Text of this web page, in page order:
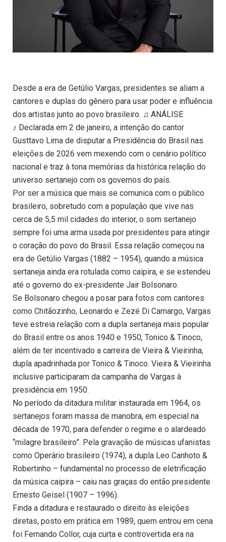
Desde a era de Getúlio Vargas, presidentes se aliam a
cantores e duplas do gênero para usar poder e influência
dos artistas junto ao povo brasileiro. ♫ ANÁLISE
♪ Declarada em 2 de janeiro, a intenção do cantor
Gusttavo Lima de disputar a Presidência do Brasil nas
eleições de 2026 vem mexendo com o cenário político
nacional e traz à tona memórias da histórica relação do
universo sertanejo com os governos do país.
Por ser a música que mais se comunica com o público
brasileiro, sobretudo com a população que vive nas
cerca de 5,5 mil cidades do interior, o som sertanejo
sempre foi uma arma usada por presidentes para atingir
o coração do povo do Brasil. Essa relação começou na
era de Getúlio Vargas (1882 – 1954), quando a música
sertaneja ainda era rotulada como caipira, e se estendeu
até o governo do ex-presidente Jair Bolsonaro.
Se Bolsonaro chegou a posar para fotos com cantores
como Chitãozinho, Leonardo e Zezé Di Camargo, Vargas
teve estreia relação com a dupla sertaneja mais popular
do Brasil entre os anos 1940 e 1950, Tonico & Tinoco,
além de ter incentivado a carreira de Vieira & Vieirinha,
dupla apadrinhada por Tonico & Tinoco. Vieira & Vieirinha
inclusive participaram da campanha de Vargas à
presidência em 1950.
No período da ditadura militar instaurada em 1964, os
sertanejos foram massa de manobra, em especial na
década de 1970, para defender o regime e o alardeado
“milagre brasileiro”. Pela gravação de músicas ufanistas
como Operário brasileiro (1974), a dupla Leo Canhoto &
Robertinho – fundamental no processo de eletrificação
da música caipira – caiu nas graças do então presidente
Ernesto Geisel (1907 – 1996).
Finda a ditadura e restaurado o direito às eleições
diretas, posto em prática em 1989, quem entrou em cena
foi Fernando Collor, cuja curta e controvertida era na